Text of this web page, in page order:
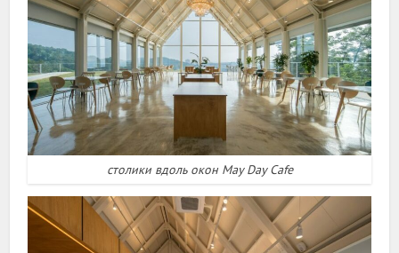
столики вдоль окон May Day Cafe